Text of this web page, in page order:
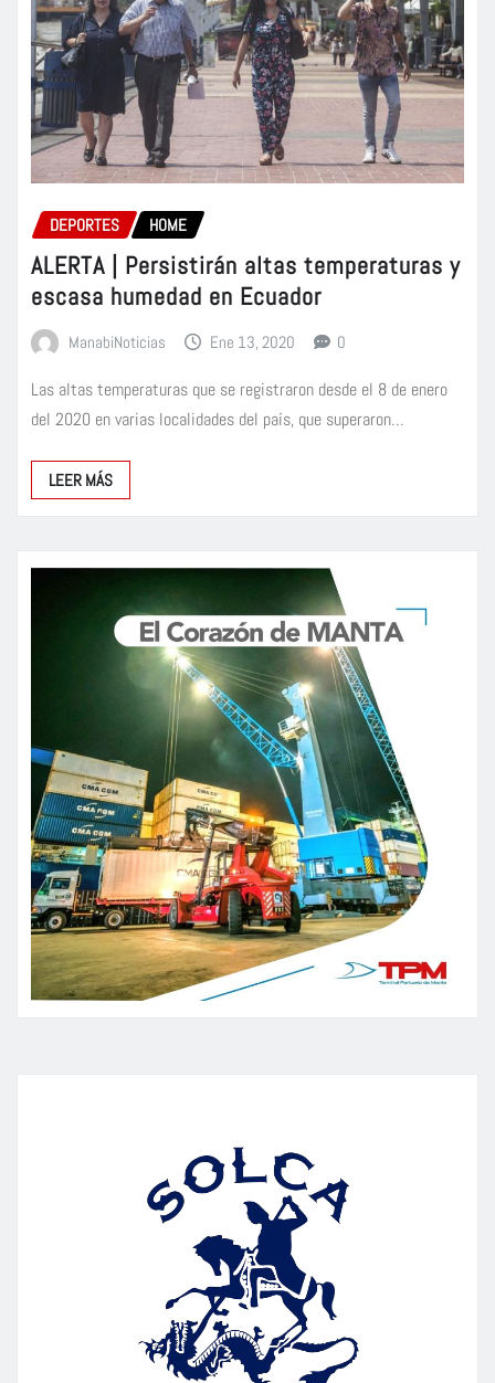
DEPORTES HOME
ALERTA | Persistirán altas temperaturas y
escasa humedad en Ecuador
ManabiNoticias Ene 13, 2020 0
Las altas temperaturas que se registraron desde el 8 de enero
del 2020 en varias localidades del país, que superaron…
LEER MÁS